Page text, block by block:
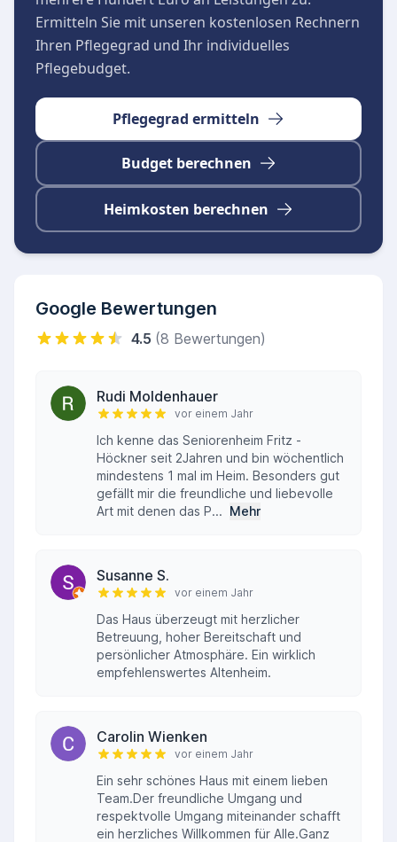
Ermitteln Sie mit unseren kostenlosen Rechnern
Ihren Pflegegrad und Ihr individuelles
Pflegebudget.
Pflegegrad ermitteln
Budget berechnen
Heimkosten berechnen
Google Bewertungen
4.5 (8 Bewertungen)
Rudi Moldenhauer
vor einem Jahr
Ich kenne das Seniorenheim Fritz -
Höckner seit 2Jahren und bin wöchentlich
mindestens 1 mal im Heim. Besonders gut
gefällt mir die freundliche und liebevolle
Art mit denen das P... Mehr
Susanne S.
vor einem Jahr
Das Haus überzeugt mit herzlicher
Betreuung, hoher Bereitschaft und
persönlicher Atmosphäre. Ein wirklich
empfehlenswertes Altenheim.
Carolin Wienken
vor einem Jahr
Ein sehr schönes Haus mit einem lieben
Team.Der freundliche Umgang und
respektvolle Umgang miteinander schafft
ein herzliches Willkommen für Alle.Ganz